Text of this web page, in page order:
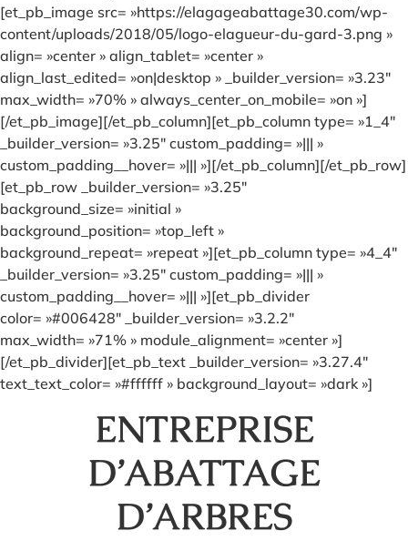
[et_pb_image src= »https://elagageabattage30.com/wp-
content/uploads/2018/05/logo-elagueur-du-gard-3.png »
align= »center » align_tablet= »center »
align_last_edited= »on|desktop » _builder_version= »3.23″
max_width= »70% » always_center_on_mobile= »on »]
[/et_pb_image][/et_pb_column][et_pb_column type= »1_4″
_builder_version= »3.25″ custom_padding= »||| »
custom_padding__hover= »||| »][/et_pb_column][/et_pb_row]
[et_pb_row _builder_version= »3.25″
background_size= »initial »
background_position= »top_left »
background_repeat= »repeat »][et_pb_column type= »4_4″
_builder_version= »3.25″ custom_padding= »||| »
custom_padding__hover= »||| »][et_pb_divider
color= »#006428″ _builder_version= »3.2.2″
max_width= »71% » module_alignment= »center »]
[/et_pb_divider][et_pb_text _builder_version= »3.27.4″
text_text_color= »#ffffff » background_layout= »dark »]
ENTREPRISE
D’ABATTAGE
D’ARBRES